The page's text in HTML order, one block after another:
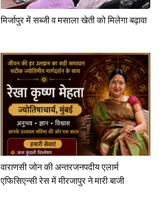
मिर्जापुर में सब्जी व मसाला खेती को मिलेगा बढ़ावा
वाराणसी जोन की अन्तरजनपदीय एलार्म
एफिसिएन्सी रेस में मीरजापुर ने मारी बाजी